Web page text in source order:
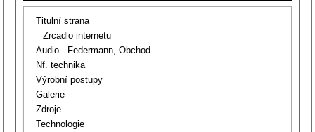
Titulní strana
Zrcadlo internetu
Audio - Federmann, Obchod
Nf. technika
Výrobní postupy
Galerie
Zdroje
Technologie